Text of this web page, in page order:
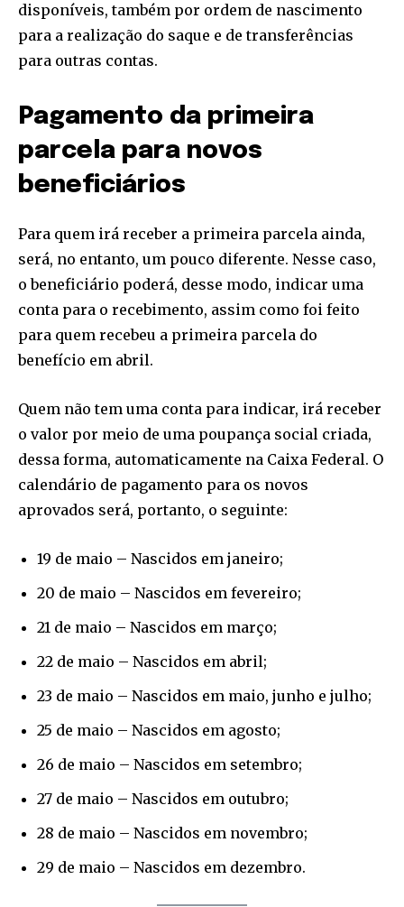
disponíveis, também por ordem de nascimento
para a realização do saque e de transferências
para outras contas.
Pagamento da primeira
parcela para novos
beneficiários
Para quem irá receber a primeira parcela ainda,
será, no entanto, um pouco diferente. Nesse caso,
o beneficiário poderá, desse modo, indicar uma
conta para o recebimento, assim como foi feito
para quem recebeu a primeira parcela do
benefício em abril.
Quem não tem uma conta para indicar, irá receber
o valor por meio de uma poupança social criada,
dessa forma, automaticamente na Caixa Federal. O
calendário de pagamento para os novos
aprovados será, portanto, o seguinte:
19 de maio – Nascidos em janeiro;
20 de maio – Nascidos em fevereiro;
21 de maio – Nascidos em março;
22 de maio – Nascidos em abril;
23 de maio – Nascidos em maio, junho e julho;
25 de maio – Nascidos em agosto;
26 de maio – Nascidos em setembro;
27 de maio – Nascidos em outubro;
28 de maio – Nascidos em novembro;
29 de maio – Nascidos em dezembro.